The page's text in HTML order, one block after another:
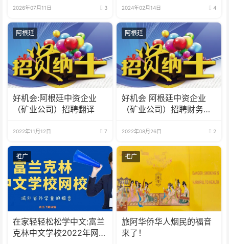
2026年07月11日 3 2024年02月14日 4
阿根廷
好机会:阿根廷中资企业
（矿业公司）招聘翻译
2022年11月12日 7
阿根廷
好机会 阿根廷中资企业
（矿业公司）招聘财务人
2022年08月26日 2
推广
在家轻轻松松学中文:富兰
克林中文学校2022年网校
推广
旅阿华侨华人烟民的福音
来了！